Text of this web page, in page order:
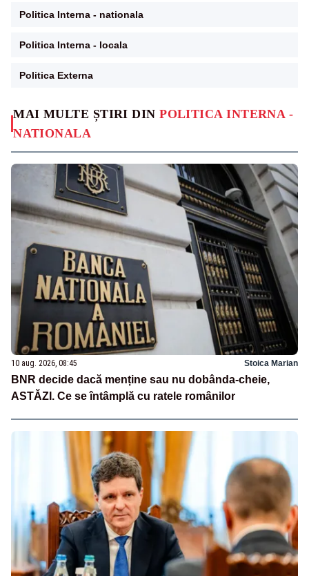
MAI MULTE ȘTIRI DINPOLITICA INTERNA -
NATIONALA
10 aug. 2026, 08:45 Stoica Marian
BNR decide dacă menține sau nu dobânda-cheie,
ASTĂZI. Ce se întâmplă cu ratele românilor
Politica Interna - nationala
Politica Interna - locala
Politica Externa